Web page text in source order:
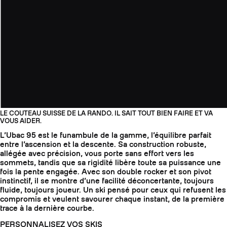
LE COUTEAU SUISSE DE LA RANDO. IL SAIT TOUT BIEN FAIRE ET VA
VOUS AIDER.
L’Ubac 95 est le funambule de la gamme, l’équilibre parfait
entre l’ascension et la descente. Sa construction robuste,
allégée avec précision, vous porte sans effort vers les
sommets, tandis que sa rigidité libère toute sa puissance une
fois la pente engagée. Avec son double rocker et son pivot
instinctif, il se montre d’une facilité déconcertante, toujours
fluide, toujours joueur. Un ski pensé pour ceux qui refusent les
compromis et veulent savourer chaque instant, de la première
trace à la dernière courbe.
PERSONNALISEZ VOS SKIS